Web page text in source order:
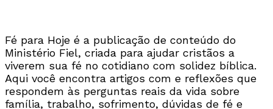
Fé para Hoje é a publicação de conteúdo do
Ministério Fiel, criada para ajudar cristãos a
viverem sua fé no cotidiano com solidez bíblica.
Aqui você encontra artigos com e reflexões que
respondem às perguntas reais da vida sobre
família, trabalho, sofrimento, dúvidas de fé e